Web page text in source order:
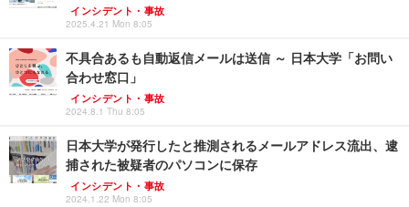
インシデント・事故
2025.4.21 Mon 8:05
不具合あるも自動返信メールは送信 ～ 日本大学「お問い
合わせ窓口」
インシデント・事故
2024.8.1 Thu 8:05
日本大学が発行したと推測されるメールアドレス流出、逮
捕された被疑者のパソコンに保存
インシデント・事故
2024.1.22 Mon 8:05